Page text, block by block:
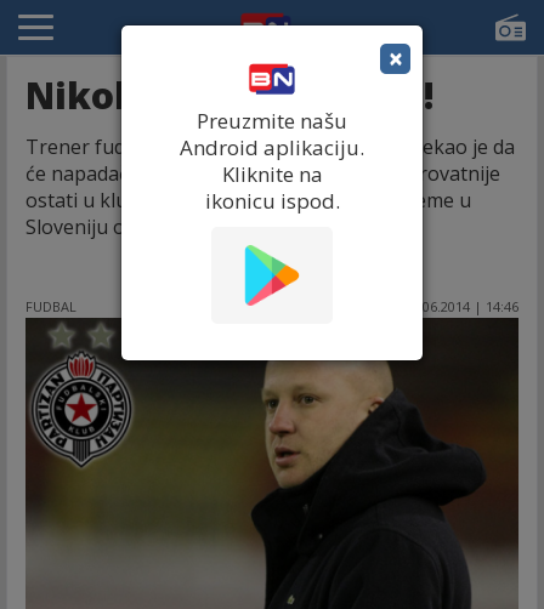
Nikolić: Danko ostaje!
Trener fudbalera Partizana Marko Nikolić rekao je da
će napadač crno-belih Danko Lazović najverovatnije
ostati u klubu, kao i da do polaska na pripreme u
Sloveniju očekuje jedno ili dva pojačanja.
FUDBAL 22.06.2014 | 14:46
×
Preuzmite našu
Android aplikaciju.
Kliknite na
ikonicu ispod.